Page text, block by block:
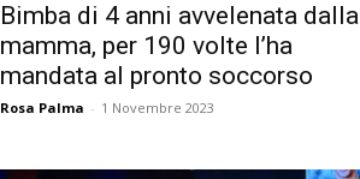
Bimba di 4 anni avvelenata dalla
mamma, per 190 volte l’ha
mandata al pronto soccorso
Rosa Palma - 1 Novembre 2023